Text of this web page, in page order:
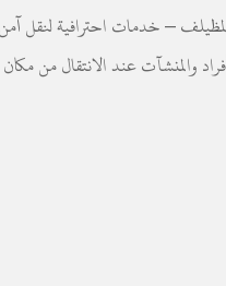
– خدمات احترافية لنقل
والمنشآت عند الانتقال من مكان